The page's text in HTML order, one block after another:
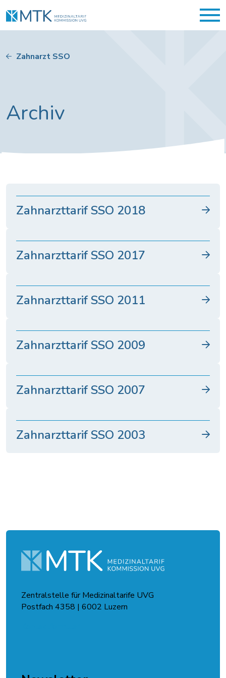
Zahnarzt SSO
Archiv
Zahnarzttarif SSO 2018
Zahnarzttarif SSO 2017
Zahnarzttarif SSO 2011
Zahnarzttarif SSO 2009
Zahnarzttarif SSO 2007
Zahnarzttarif SSO 2003
Zentralstelle für Medizinaltarife UVG
Postfach 4358 | 6002 Luzern